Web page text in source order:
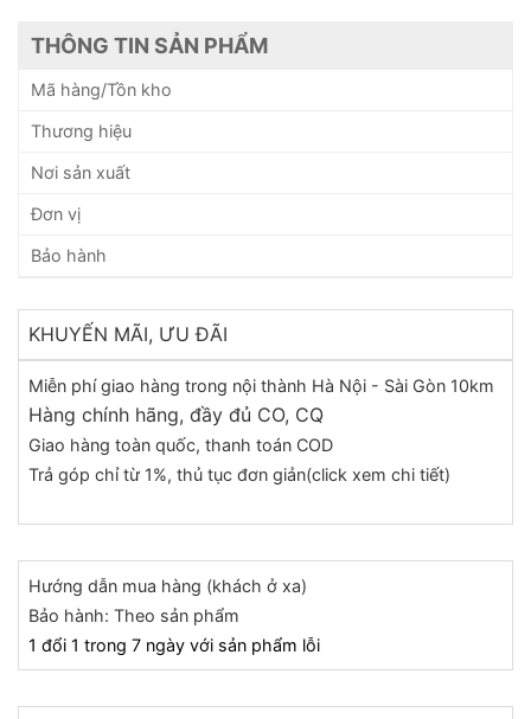
THÔNG TIN SẢN PHẨM
Mã hàng/Tồn kho
Thương hiệu
Nơi sản xuất
Đơn vị
Bảo hành
KHUYẾN MÃI, ƯU ĐÃI
Miễn phí giao hàng trong nội thành Hà Nội - Sài Gòn 10km
Hàng chính hãng, đầy đủ CO, CQ
Giao hàng toàn quốc, thanh toán COD
Trả góp chỉ từ 1%, thủ tục đơn giản(click xem chi tiết)
Hướng dẫn mua hàng (khách ở xa)
Bảo hành: Theo sản phẩm
1 đổi 1 trong 7 ngày với sản phẩm lỗi